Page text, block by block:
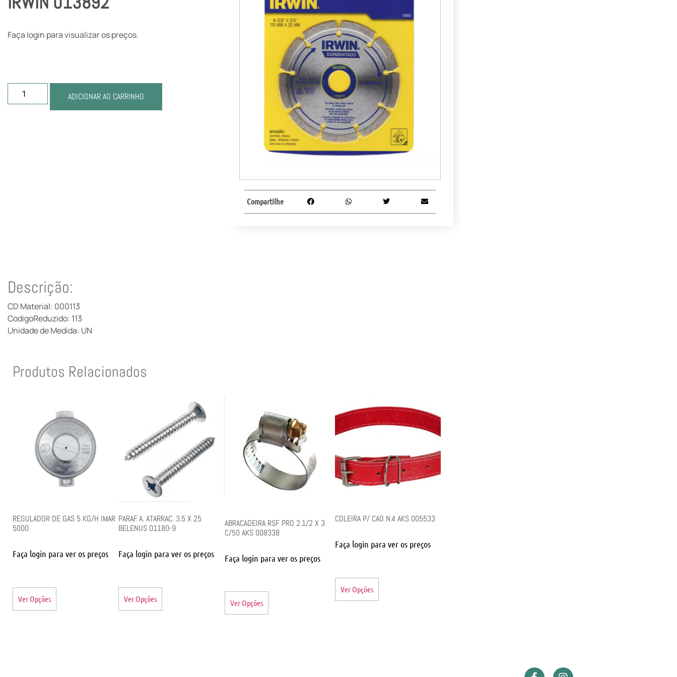
Faça login para visualizar os preços.
ADICIONAR AO CARRINHO
Compartilhe
Descrição:
CD Material: 000113
CodigoReduzido: 113
Unidade de Medida: UN
Produtos Relacionados
REGULADOR DE GAS 5 KG/H IMAR
5000
Faça login para ver os preços
Ver Opções
PARAF. A. ATARRAC. 3.5 X 25
BELENUS 01180-9
Faça login para ver os preços
Ver Opções
ABRACADEIRA RSF PRO 2.1/2 X 3
C/50 AKS 008338
Faça login para ver os preços
Ver Opções
COLEIRA P/ CAO N.4 AKS 005533
Faça login para ver os preços
Ver Opções